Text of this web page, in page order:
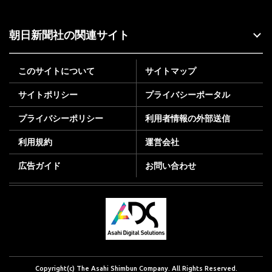
朝日新聞社の関連サイト
このサイトについて サイトマップ
サイトポリシー プライバシーポータル
プライバシーポリシー 利用者情報の外部送信
利用規約 運営会社
広告ガイド お問い合わせ
Copyright(c) The Asahi Shimbun Company. All Rights Reserved.